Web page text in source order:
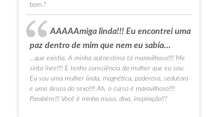
bom.?
AAAAAmiga linda!!! Eu encontrei uma
paz dentro de mim que nem eu sabia…
…que existia. A minha autoestima tá maravilhosa!!!! Me
sinto livre!!!! E tenho consciência da mulher que eu sou:
Eu sou uma mulher linda, magnética, poderosa, sedutora
e uma deusa do sexo!!!! Ah, o curso é maravilhoso!!!!
Parabéns!!! Você é minha musa, diva, inspiração!!?